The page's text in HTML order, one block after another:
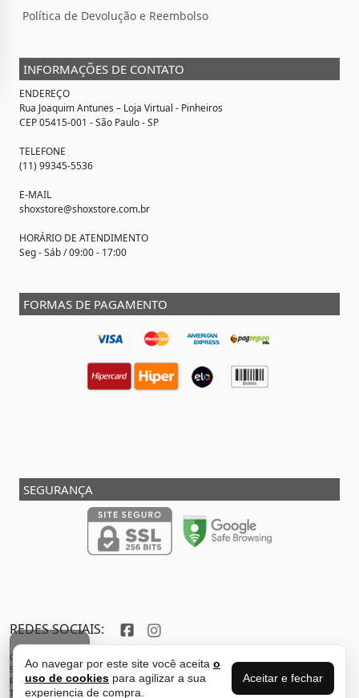
Política de Devolução e Reembolso
INFORMAÇÕES DE CONTATO
ENDEREÇO
Rua Joaquim Antunes – Loja Virtual - Pinheiros
CEP 05415-001 - São Paulo - SP
TELEFONE
(11) 99345-5536
E-MAIL
shoxstore@shoxstore.com.br
HORÁRIO DE ATENDIMENTO
Seg - Sáb / 09:00 - 17:00
FORMAS DE PAGAMENTO
SEGURANÇA
REDES SOCIAIS:
Copyright © 2013 - 2026 - SHOX STORE DO BRASIL - Marca pertencente à VFR SPORTS E
SERVICOS ADMINISTRATIVOS LTDA CNPJ: 32.346.663/0001-59 - Localizada do endereço:
Rua Joaquim Antunes - São Paulo - SP - 05435-030
Todos os direitos reservados. Proibida reprodução total ou parcial deste sítio
Ao navegar por este site você aceita o
uso de cookies para agilizar a sua
experiencia de compra.
Aceitar e fechar
FILTROS